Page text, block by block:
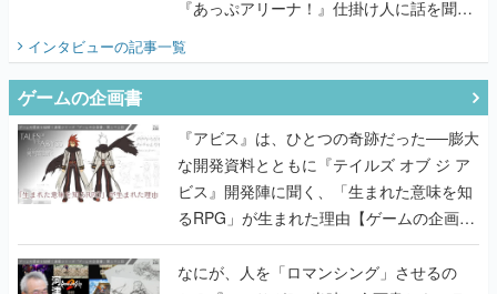
『あっぷアリーナ！』仕掛け人に話を聞い
インタビューの記事一覧
ゲームの企画書
『アビス』は、ひとつの奇跡だった──膨大
な開発資料とともに『テイルズ オブ ジ ア
ビス』開発陣に聞く、「生まれた意味を知
るRPG」が生まれた理由【ゲームの企画
書】
なにが、人を「ロマンシング」させるの